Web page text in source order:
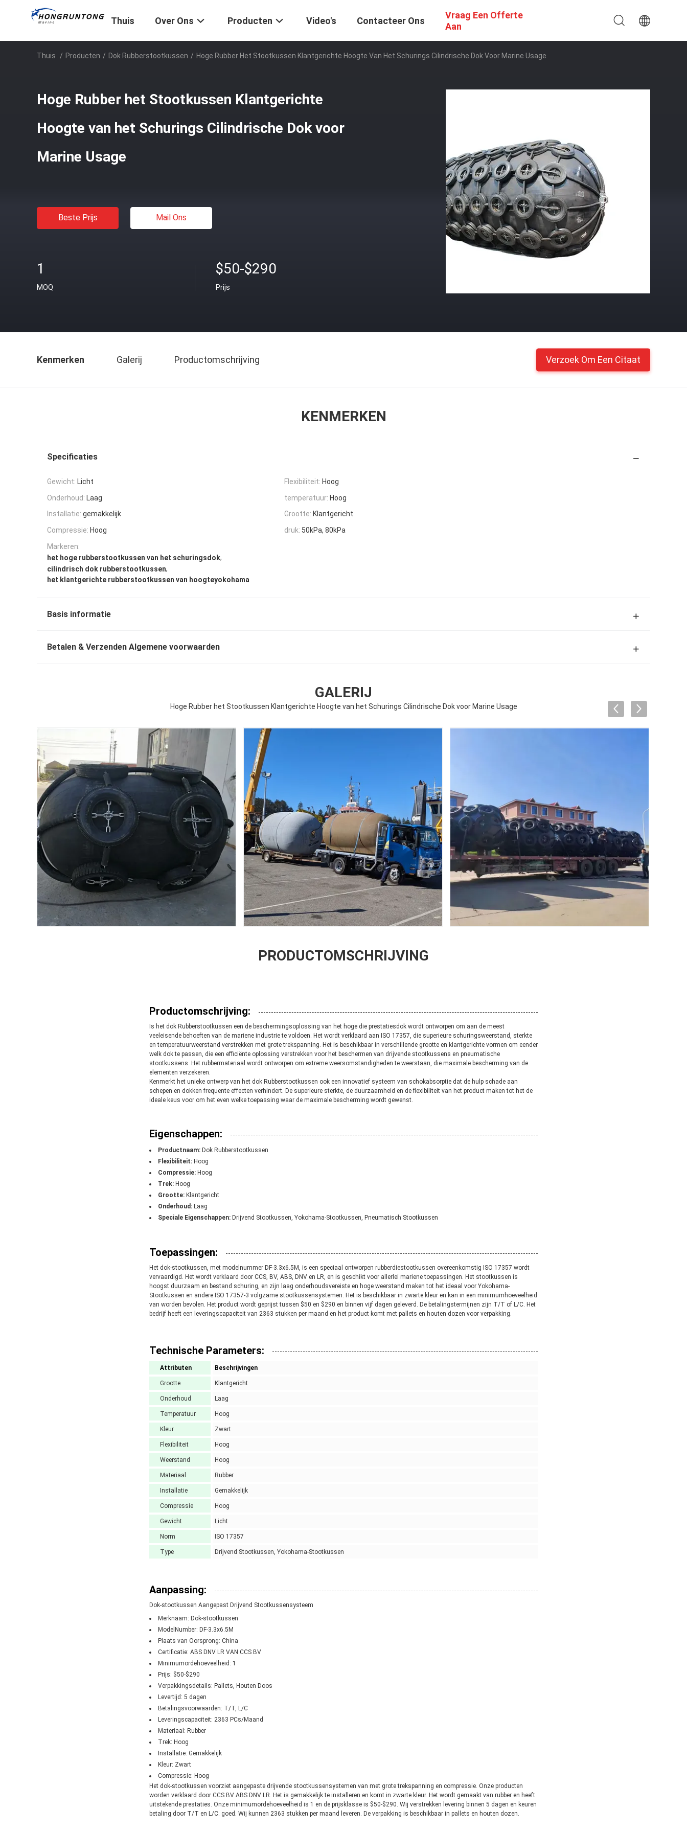
Thuis Over Ons Producten Video's Contacteer Ons
Vraag Een Offerte
Aan
Thuis / Producten / Dok Rubberstootkussen / Hoge Rubber Het Stootkussen Klantgerichte Hoogte Van Het Schurings Cilindrische Dok Voor Marine Usage
Hoge Rubber het Stootkussen Klantgerichte
Hoogte van het Schurings Cilindrische Dok voor
Marine Usage
Beste Prijs Mail Ons
1
MOQ
$50-$290
Prijs
Kenmerken Galerij Productomschrijving Verzoek Om Een Citaat
KENMERKEN
Specificaties
Gewicht: Licht Flexibiliteit: Hoog
Onderhoud: Laag temperatuur: Hoog
Installatie: gemakkelijk Grootte: Klantgericht
Compressie: Hoog druk: 50kPa, 80kPa
Markeren:
het hoge rubberstootkussen van het schuringsdok,
cilindrisch dok rubberstootkussen,
het klantgerichte rubberstootkussen van hoogteyokohama
Basis informatie
Betalen & Verzenden Algemene voorwaarden
GALERIJ
Hoge Rubber het Stootkussen Klantgerichte Hoogte van het Schurings Cilindrische Dok voor Marine Usage
PRODUCTOMSCHRIJVING
Productomschrijving:
Is het dok Rubberstootkussen een de beschermingsoplossing van het hoge die prestatiesdok wordt ontworpen om aan de meest
veeleisende behoeften van de mariene industrie te voldoen. Het wordt verklaard aan ISO 17357, die superieure schuringsweerstand, sterkte
en temperatuurweerstand verstrekken met grote trekspanning. Het is beschikbaar in verschillende grootte en klantgerichte vormen om eender
welk dok te passen, die een efficiënte oplossing verstrekken voor het beschermen van drijvende stootkussens en pneumatische
stootkussens. Het rubbermateriaal wordt ontworpen om extreme weersomstandigheden te weerstaan, die maximale bescherming van de
elementen verzekeren.
Kenmerkt het unieke ontwerp van het dok Rubberstootkussen ook een innovatief systeem van schokabsorptie dat de hulp schade aan
schepen en dokken frequente effecten verhindert. De superieure sterkte, de duurzaamheid en de flexibiliteit van het product maken tot het de
ideale keus voor om het even welke toepassing waar de maximale bescherming wordt gewenst.
Eigenschappen:
Productnaam: Dok Rubberstootkussen
Flexibiliteit: Hoog
Compressie: Hoog
Trek: Hoog
Grootte: Klantgericht
Onderhoud: Laag
Speciale Eigenschappen: Drijvend Stootkussen, Yokohama-Stootkussen, Pneumatisch Stootkussen
Toepassingen:
Het dok-stootkussen, met modelnummer DF-3.3x6.5M, is een speciaal ontworpen rubberdiestootkussen overeenkomstig ISO 17357 wordt
vervaardigd. Het wordt verklaard door CCS, BV, ABS, DNV en LR, en is geschikt voor allerlei mariene toepassingen. Het stootkussen is
hoogst duurzaam en bestand schuring, en zijn laag onderhoudsvereiste en hoge weerstand maken tot het ideaal voor Yokohama-
Stootkussen en andere ISO 17357-3 volgzame stootkussensystemen. Het is beschikbaar in zwarte kleur en kan in een minimumhoeveelheid
van worden bevolen. Het product wordt geprijst tussen $50 en $290 en binnen vijf dagen geleverd. De betalingstermijnen zijn T/T of L/C. Het
bedrijf heeft een leveringscapaciteit van 2363 stukken per maand en het product komt met pallets en houten dozen voor verpakking.
Technische Parameters:
Attributen Beschrijvingen
Grootte Klantgericht
Onderhoud Laag
Temperatuur Hoog
Kleur Zwart
Flexibiliteit Hoog
Weerstand Hoog
Materiaal Rubber
Installatie Gemakkelijk
Compressie Hoog
Gewicht Licht
Norm ISO 17357
Type Drijvend Stootkussen, Yokohama-Stootkussen
Aanpassing:
Dok-stootkussen Aangepast Drijvend Stootkussensysteem
Merknaam: Dok-stootkussen
ModelNumber: DF-3.3x6.5M
Plaats van Oorsprong: China
Certificatie: ABS DNV LR VAN CCS BV
Minimumordehoeveelheid: 1
Prijs: $50-$290
Verpakkingsdetails: Pallets, Houten Doos
Levertijd: 5 dagen
Betalingsvoorwaarden: T/T, L/C
Leveringscapaciteit: 2363 PCs/Maand
Materiaal: Rubber
Trek: Hoog
Installatie: Gemakkelijk
Kleur: Zwart
Compressie: Hoog
Het dok-stootkussen voorziet aangepaste drijvende stootkussensystemen van met grote trekspanning en compressie. Onze producten
worden verklaard door CCS BV ABS DNV LR. Het is gemakkelijk te installeren en komt in zwarte kleur. Het wordt gemaakt van rubber en heeft
uitstekende prestaties. Onze minimumordehoeveelheid is 1 en de prijsklasse is $50-$290. Wij verstrekken levering binnen 5 dagen en keuren
betaling door T/T en L/C. goed. Wij kunnen 2363 stukken per maand leveren. De verpakking is beschikbaar in pallets en houten dozen.